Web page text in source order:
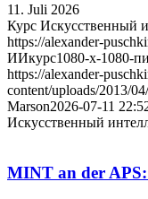
11. Juli 2026
Курс Искусственный
https://alexander-
ИИкурс1080-x-1080-
https://alexander-
content/uploads/2013/
Marson2026-07-11
Искусственный
MINT an der